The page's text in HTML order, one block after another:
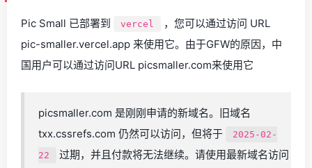
Pic Small 已部署到 vercel
，您可以通过访问 URL
pic-smaller.vercel.app 来使用它。由于GFW的原因，中
国用户可以通过访问URL picsmaller.com来使用它
picsmaller.com 是刚刚申请的新域名。旧域名
txx.cssrefs.com 仍然可以访问，但将于
2025-02-
22
过期，并且付款将无法继续。请使用最新域名访问